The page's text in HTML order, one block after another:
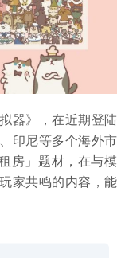
器》，在近期登陆
印尼等多个海外市
房」题材，在与模
家共鸣的内容，能